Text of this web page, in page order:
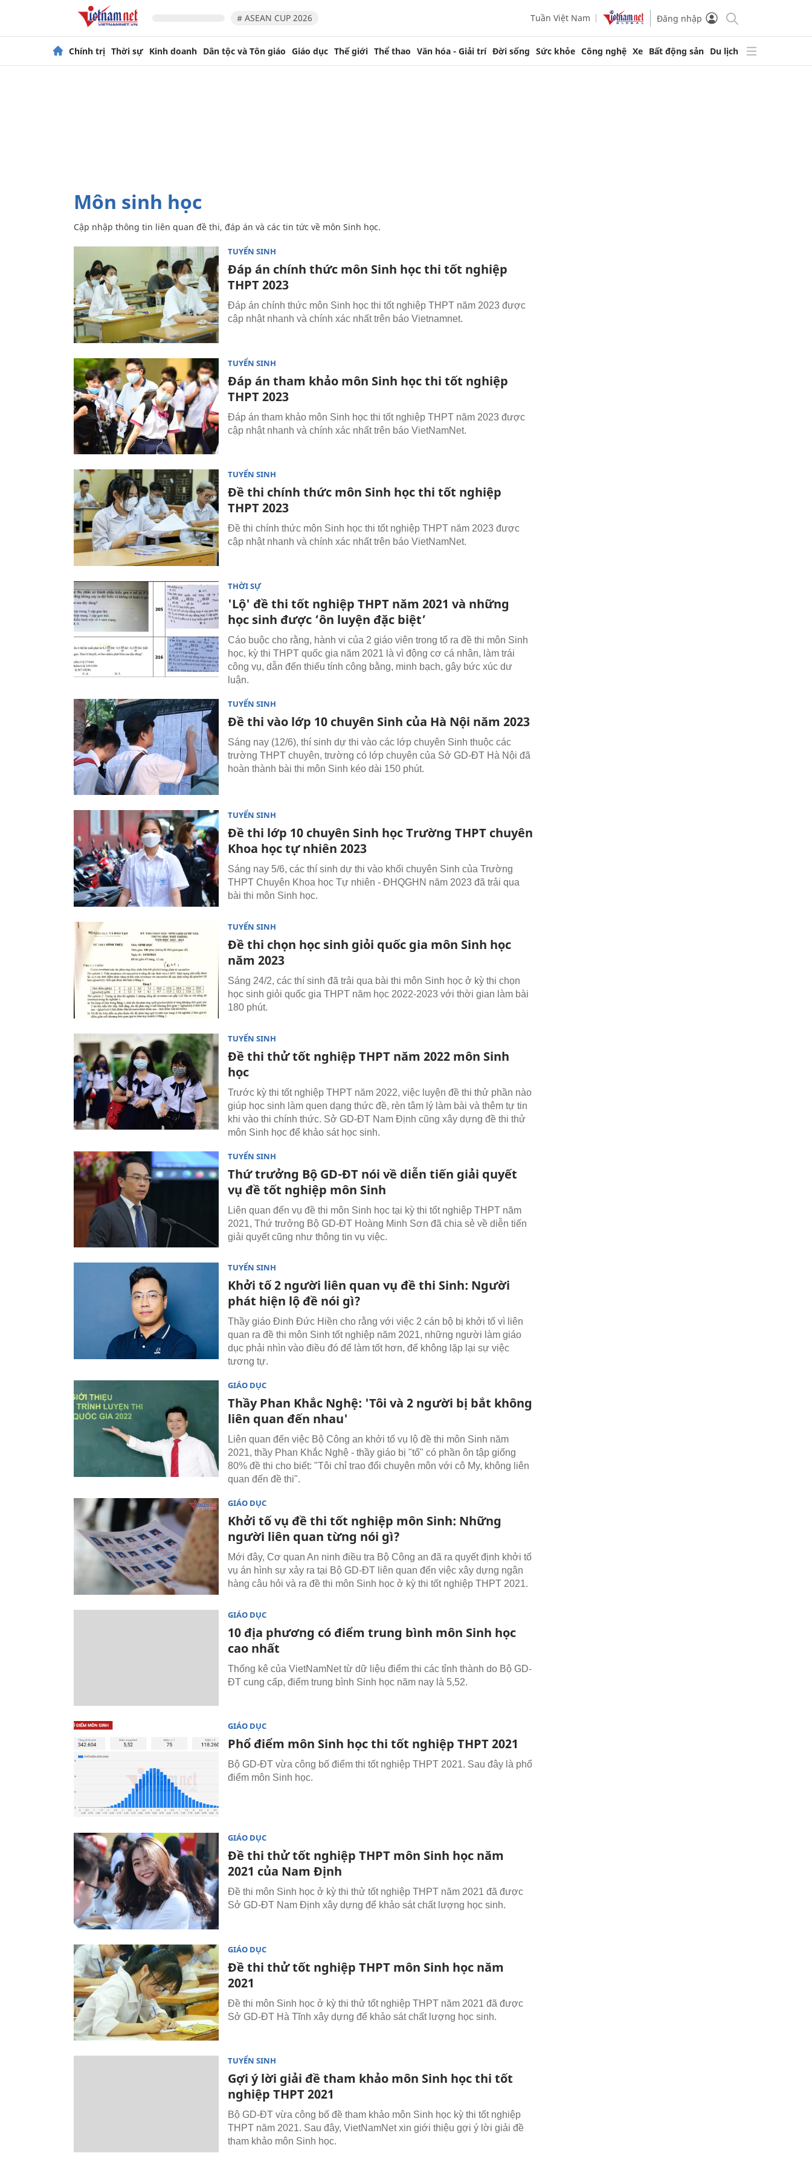
# ASEAN CUP 2026 Tuần Việt Nam Đăng nhập
Chính trị Thời sự Kinh doanh Dân tộc và Tôn giáo Giáo dục Thế giới Thể thao Văn hóa - Giải trí Đời sống Sức khỏe Công nghệ Xe Bất động sản Du lịch
môn sinh học
Cập nhập thông tin liên quan đề thi, đáp án và các tin tức về môn Sinh học.
TUYỂN SINH
Đáp án chính thức môn Sinh học thi tốt nghiệp
THPT 2023
Đáp án chính thức môn Sinh học thi tốt nghiệp THPT năm 2023 được
cập nhật nhanh và chính xác nhất trên báo Vietnamnet.
TUYỂN SINH
Đáp án tham khảo môn Sinh học thi tốt nghiệp
THPT 2023
Đáp án tham khảo môn Sinh học thi tốt nghiệp THPT năm 2023 được
cập nhật nhanh và chính xác nhất trên báo VietNamNet.
TUYỂN SINH
Đề thi chính thức môn Sinh học thi tốt nghiệp
THPT 2023
Đề thi chính thức môn Sinh học thi tốt nghiệp THPT năm 2023 được
cập nhật nhanh và chính xác nhất trên báo VietNamNet.
THỜI SỰ
'Lộ' đề thi tốt nghiệp THPT năm 2021 và những
học sinh được ‘ôn luyện đặc biệt’
Cáo buộc cho rằng, hành vi của 2 giáo viên trong tổ ra đề thi môn Sinh
học, kỳ thi THPT quốc gia năm 2021 là vì động cơ cá nhân, làm trái
công vụ, dẫn đến thiếu tính công bằng, minh bạch, gây bức xúc dư
luận.
TUYỂN SINH
Đề thi vào lớp 10 chuyên Sinh của Hà Nội năm 2023
Sáng nay (12/6), thí sinh dự thi vào các lớp chuyên Sinh thuộc các
trường THPT chuyên, trường có lớp chuyên của Sở GD-ĐT Hà Nội đã
hoàn thành bài thi môn Sinh kéo dài 150 phút.
TUYỂN SINH
Đề thi lớp 10 chuyên Sinh học Trường THPT chuyên
Khoa học tự nhiên 2023
Sáng nay 5/6, các thí sinh dự thi vào khối chuyên Sinh của Trường
THPT Chuyên Khoa học Tự nhiên - ĐHQGHN năm 2023 đã trải qua
bài thi môn Sinh học.
TUYỂN SINH
Đề thi chọn học sinh giỏi quốc gia môn Sinh học
năm 2023
Sáng 24/2, các thí sinh đã trải qua bài thi môn Sinh học ở kỳ thi chọn
học sinh giỏi quốc gia THPT năm học 2022-2023 với thời gian làm bài
180 phút.
TUYỂN SINH
Đề thi thử tốt nghiệp THPT năm 2022 môn Sinh
học
Trước kỳ thi tốt nghiệp THPT năm 2022, việc luyện đề thi thử phần nào
giúp học sinh làm quen dạng thức đề, rèn tâm lý làm bài và thêm tự tin
khi vào thi chính thức. Sở GD-ĐT Nam Định cũng xây dựng đề thi thử
môn Sinh học để khảo sát học sinh.
TUYỂN SINH
Thứ trưởng Bộ GD-ĐT nói về diễn tiến giải quyết
vụ đề tốt nghiệp môn Sinh
Liên quan đến vụ đề thi môn Sinh học tại kỳ thi tốt nghiệp THPT năm
2021, Thứ trưởng Bộ GD-ĐT Hoàng Minh Sơn đã chia sẻ về diễn tiến
giải quyết cũng như thông tin vụ việc.
TUYỂN SINH
Khởi tố 2 người liên quan vụ đề thi Sinh: Người
phát hiện lộ đề nói gì?
Thầy giáo Đinh Đức Hiền cho rằng với việc 2 cán bộ bị khởi tố vì liên
quan ra đề thi môn Sinh tốt nghiệp năm 2021, những người làm giáo
dục phải nhìn vào điều đó để làm tốt hơn, để không lặp lại sự việc
tương tự.
GIÁO DỤC
Thầy Phan Khắc Nghệ: 'Tôi và 2 người bị bắt không
liên quan đến nhau'
Liên quan đến việc Bộ Công an khởi tố vụ lộ đề thi môn Sinh năm
2021, thầy Phan Khắc Nghệ - thầy giáo bị "tố" có phần ôn tập giống
80% đề thi cho biết: "Tôi chỉ trao đổi chuyên môn với cô My, không liên
quan đến đề thi".
GIÁO DỤC
Khởi tố vụ đề thi tốt nghiệp môn Sinh: Những
người liên quan từng nói gì?
Mới đây, Cơ quan An ninh điều tra Bộ Công an đã ra quyết định khởi tố
vụ án hình sự xảy ra tại Bộ GD-ĐT liên quan đến việc xây dựng ngân
hàng câu hỏi và ra đề thi môn Sinh học ở kỳ thi tốt nghiệp THPT 2021.
GIÁO DỤC
10 địa phương có điểm trung bình môn Sinh học
cao nhất
Thống kê của VietNamNet từ dữ liệu điểm thi các tỉnh thành do Bộ GD-
ĐT cung cấp, điểm trung bình Sinh học năm nay là 5,52.
GIÁO DỤC
Phổ điểm môn Sinh học thi tốt nghiệp THPT 2021
Bộ GD-ĐT vừa công bố điểm thi tốt nghiệp THPT 2021. Sau đây là phổ
điểm môn Sinh học.
GIÁO DỤC
Đề thi thử tốt nghiệp THPT môn Sinh học năm
2021 của Nam Định
Đề thi môn Sinh học ở kỳ thi thử tốt nghiệp THPT năm 2021 đã được
Sở GD-ĐT Nam Định xây dựng để khảo sát chất lượng học sinh.
GIÁO DỤC
Đề thi thử tốt nghiệp THPT môn Sinh học năm
2021
Đề thi môn Sinh học ở kỳ thi thử tốt nghiệp THPT năm 2021 đã được
Sở GD-ĐT Hà Tĩnh xây dựng để khảo sát chất lượng học sinh.
TUYỂN SINH
Gợi ý lời giải đề tham khảo môn Sinh học thi tốt
nghiệp THPT 2021
Bộ GD-ĐT vừa công bố đề tham khảo môn Sinh học kỳ thi tốt nghiệp
THPT năm 2021. Sau đây, VietNamNet xin giới thiệu gợi ý lời giải đề
tham khảo môn Sinh học.